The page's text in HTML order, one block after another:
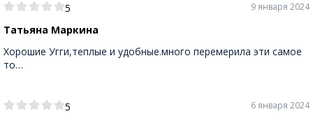
5
Татьяна Маркина
9 января 2024
Хорошие Угги,теплые и удобные.много перемерила эти самое
то…
5
6 января 2024